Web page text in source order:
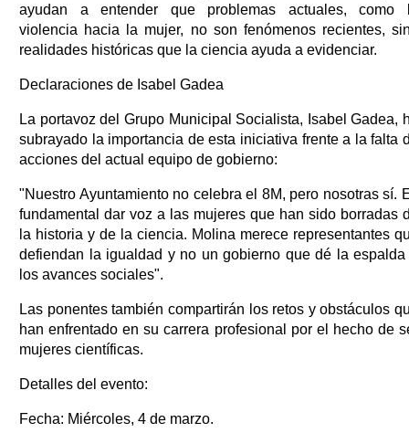
ayudan a entender que problemas actuales, como
violencia hacia la mujer, no son fenómenos recientes,
realidades históricas que la ciencia ayuda a evidenciar.
Declaraciones de Isabel Gadea
La portavoz del Grupo Municipal Socialista, Isabel Gadea,
subrayado la importancia de esta iniciativa frente a la falta
acciones del actual equipo de gobierno:
"Nuestro Ayuntamiento no celebra el 8M, pero nosotras sí.
fundamental dar voz a las mujeres que han sido borradas
la historia y de la ciencia. Molina merece representantes
defiendan la igualdad y no un gobierno que dé la espalda
los avances sociales".
Las ponentes también compartirán los retos y obstáculos
han enfrentado en su carrera profesional por el hecho de
mujeres científicas.
Detalles del evento:
Fecha: Miércoles, 4 de marzo.